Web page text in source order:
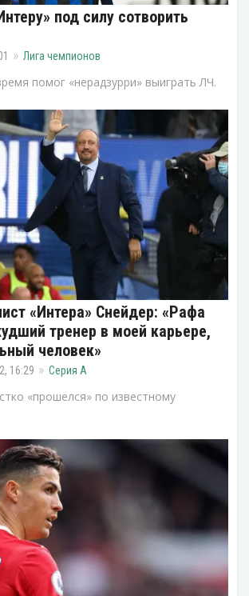
под силу сотворить
Лига чемпионов
помог «нерадзурри» выиграть ЛЧ.
«Интера» Снейдер: «Рафа
тренер в моей карьере,
человек»
16:29 Серия А
«прошелся» по известному